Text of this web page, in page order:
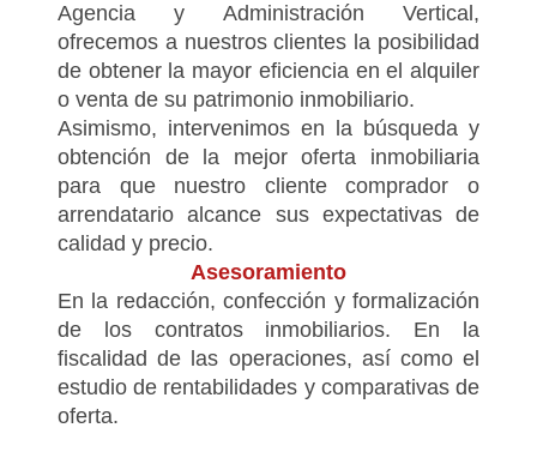
Agencia y Administración Vertical,
ofrecemos a nuestros clientes la posibilidad
de obtener la mayor eficiencia en el alquiler
o venta de su patrimonio inmobiliario.
Asimismo, intervenimos en la búsqueda y
obtención de la mejor oferta inmobiliaria
para que nuestro cliente comprador o
arrendatario alcance sus expectativas de
calidad y precio.
Asesoramiento
En la redacción, confección y formalización
de los contratos inmobiliarios. En la
fiscalidad de las operaciones, así como el
estudio de rentabilidades y comparativas de
oferta.